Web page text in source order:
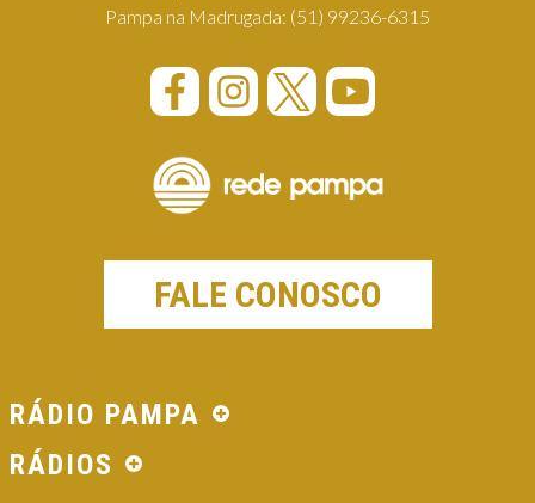
Pampa na Madrugada: (51) 99236-6315
FALE CONOSCO
RÁDIO PAMPA
RÁDIOS